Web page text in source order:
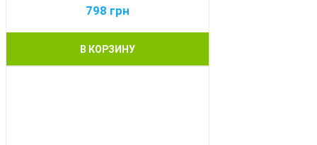
798 грн
В КОРЗИНУ